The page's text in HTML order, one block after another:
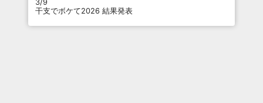
3/9
干支でボケて2026 結果発表